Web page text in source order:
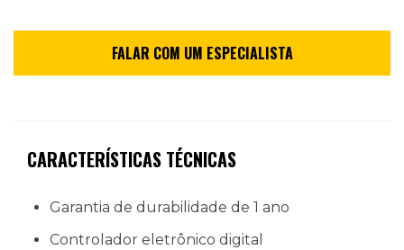
CARACTERÍSTICAS TÉCNICAS
Garantia de durabilidade de 1 ano
Controlador eletrônico digital